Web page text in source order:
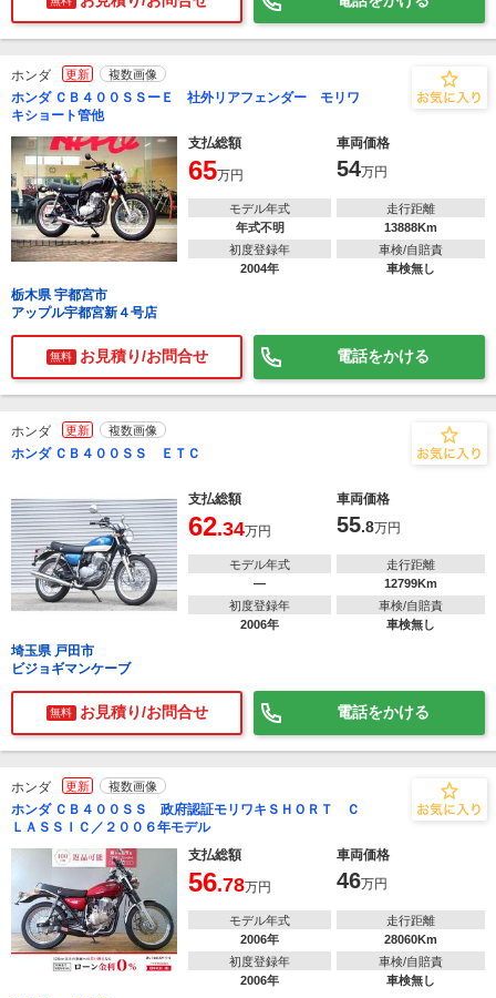
ホンダ 更新 複数画像
ホンダ ＣＢ４００ＳＳーＥ 社外リアフェンダー モリワ
キショート管他
支払総額
車両価格
65万円 54万円
モデル年式
年式不明
走行距離
13888Km
初度登録年
2004年
車検/自賠責
車検無し
栃木県 宇都宮市
アップル宇都宮新４号店
無料 お見積り/お問合せ 電話をかける
ホンダ 更新 複数画像
ホンダ ＣＢ４００ＳＳ ＥＴＣ
支払総額 車両価格
62.34万円 55.8万円
モデル年式
―
走行距離
12799Km
初度登録年
2006年
車検/自賠責
車検無し
埼玉県 戸田市
ビジョギマンケーブ
無料 お見積り/お問合せ 電話をかける
ホンダ 更新 複数画像
ホンダ ＣＢ４００ＳＳ 政府認証モリワキＳＨＯＲＴ Ｃ
ＬＡＳＳＩＣ／２００６年モデル
支払総額
車両価格
56.78万円 46万円
モデル年式
2006年
走行距離
28060Km
初度登録年
2006年
車検/自賠責
車検無し